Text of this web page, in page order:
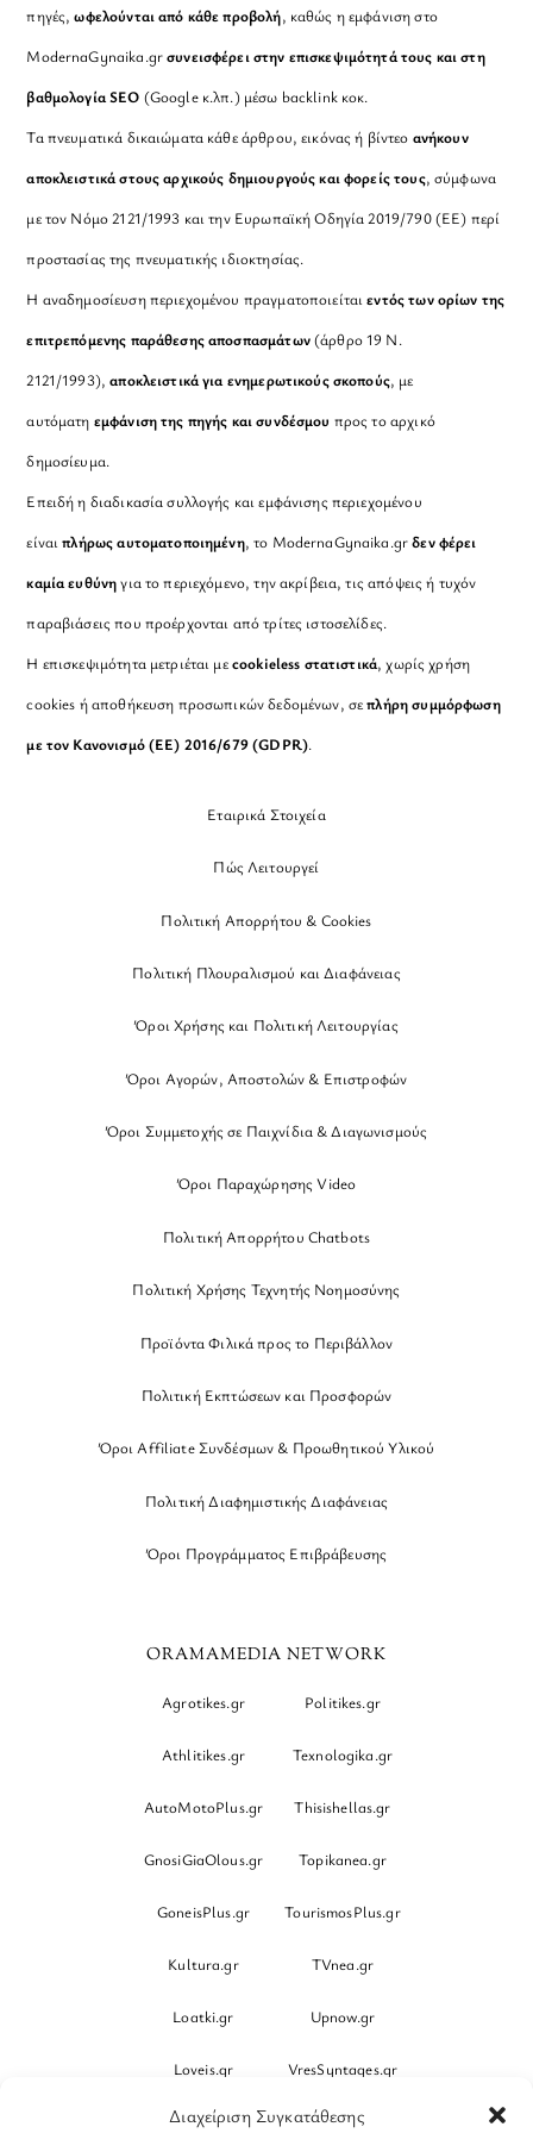
Διαχείριση Συγκατάθεσης
πηγές,ωφελούνται από κάθε προβολή, καθώς η εμφάνιση στο
ModernaGynaika.grσυνεισφέρει στην επισκεψιμότητά τους και στη
βαθμολογία SEO (Google κ.λπ.) μέσω backlink κοκ.
Τα πνευματικά δικαιώματα κάθε άρθρου, εικόνας ή βίντεο ανήκουν
αποκλειστικά στους αρχικούς δημιουργούς και φορείς τους, σύμφωνα
με τον Νόμο 2121/1993 και την Ευρωπαϊκή Οδηγία 2019/790 (ΕΕ) περί
προστασίας της πνευματικής ιδιοκτησίας.
Η αναδημοσίευση περιεχομένου πραγματοποιείταιεντός των ορίων της
επιτρεπόμενης παράθεσης αποσπασμάτων(άρθρο 19 Ν.
2121/1993), αποκλειστικά για ενημερωτικούς σκοπούς, με
αυτόματη εμφάνιση της πηγής και συνδέσμου προς το αρχικό
δημοσίευμα.
Επειδή η διαδικασία συλλογής και εμφάνισης περιεχομένου
είναιπλήρως αυτοματοποιημένη, το ModernaGynaika.grδεν φέρει
καμία ευθύνηγια το περιεχόμενο, την ακρίβεια, τις απόψεις ή τυχόν
παραβιάσεις που προέρχονται από τρίτες ιστοσελίδες.
Η επισκεψιμότητα μετριέται μεcookieless στατιστικά, χωρίς χρήση
cookies ή αποθήκευση προσωπικών δεδομένων, σεπλήρη συμμόρφωση
με τον Κανονισμό (ΕΕ) 2016/679 (GDPR).
Εταιρικά Στοιχεία
Πώς Λειτουργεί
Πολιτική Απορρήτου & Cookies
Πολιτική Πλουραλισμού και Διαφάνειας
Όροι Χρήσης και Πολιτική Λειτουργίας
Όροι Αγορών, Αποστολών & Επιστροφών
Όροι Συμμετοχής σε Παιχνίδια & Διαγωνισμούς
Όροι Παραχώρησης Video
Πολιτική Απορρήτου Chatbots
Πολιτική Χρήσης Τεχνητής Νοημοσύνης
Προϊόντα Φιλικά προς το Περιβάλλον
Πολιτική Εκπτώσεων και Προσφορών
Όροι Affiliate Συνδέσμων & Προωθητικού Υλικού
Πολιτική Διαφημιστικής Διαφάνειας
Όροι Προγράμματος Επιβράβευσης
ORAMAMEDIA NETWORK
Agrotikes.gr Politikes.gr
Athlitikes.gr Texnologika.gr
AutoMotoPlus.gr Thisishellas.gr
GnosiGiaOlous.gr Topikanea.gr
GoneisPlus.gr TourismosPlus.gr
Kultura.gr TVnea.gr
Loatki.gr Upnow.gr
Loveis.gr VresSyntages.gr
ModernaGynaika.gr Xristianika.gr